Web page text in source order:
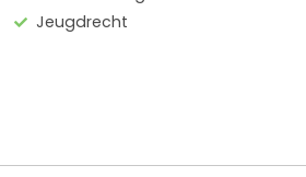
Jeugdrecht